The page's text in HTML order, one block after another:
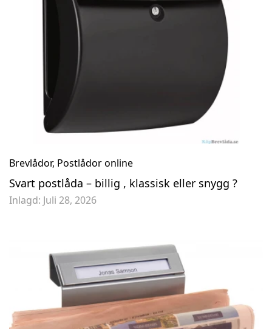
1 695,00 kr 12 295,00 kr
Brevlådor, Postlådor online
Svart postlåda – billig , klassisk eller snygg ?
Inlagd: Juli 28, 2026